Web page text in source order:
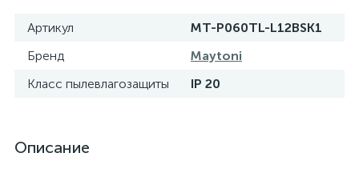
Артикул
MT-P060TL-L12BSK1
Бренд
Maytoni
Класс пылевлагозащиты
IP 20
Описание